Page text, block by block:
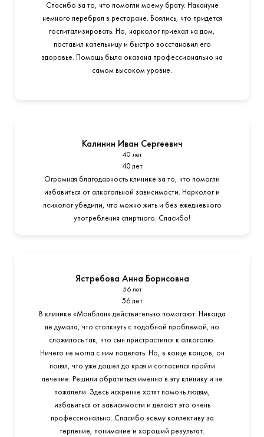
Спасибо за то, что помогли моему брату. Накануне
немного перебрал в ресторане. Боялись, что придется
госпитализировать. Но, нарколог приехал на дом,
поставил капельницу и быстро восстановил его
здоровье. Помощь была оказана профессионально на
самом высоком уровне.
Калинин Иван Сергеевич
40 лет
40 лет
Огромная благодарность клинике за то, что помогли
избавиться от алкогольной зависимости. Нарколог и
психолог убедили, что можно жить и без ежедневного
употребления спиртного. Спасибо!
Ястребова Анна Борисовна
56 лет
56 лет
В клинике «Монблан» действительно помогают. Никогда
не думала, что столкнуть с подобной проблемой, но
сложилось так, что сын пристрастился к алкоголю.
Ничего не могла с ним поделать. Но, в конце концов, он
понял, что уже дошел до края и согласился пройти
лечение. Решили обратиться именно в эту клинику и не
пожалели. Здесь искренне хотят помочь людям,
избавиться от зависимости и делают это очень
профессионально. Спасибо всему коллективу за
терпение, понимание и хороший результат.